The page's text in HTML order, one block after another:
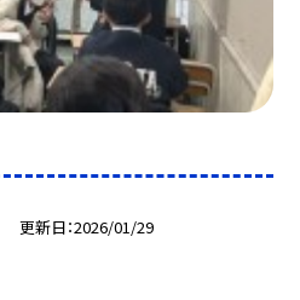
更新日 2026/01/29